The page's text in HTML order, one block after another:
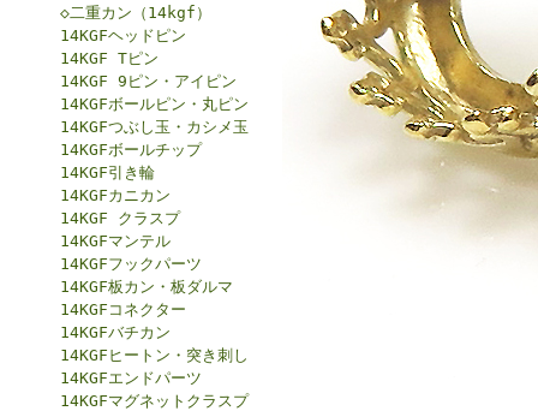
◇二重カン（14kgf）
14KGFヘッドピン
14KGF Tピン
14KGF 9ピン・アイピン
14KGFボールピン・丸ピン
14KGFつぶし玉・カシメ玉
14KGFボールチップ
14KGF引き輪
14KGFカニカン
14KGF クラスプ
14KGFマンテル
14KGFフックパーツ
14KGF板カン・板ダルマ
14KGFコネクター
14KGFバチカン
14KGFヒートン・突き刺し
14KGFエンドパーツ
14KGFマグネットクラスプ